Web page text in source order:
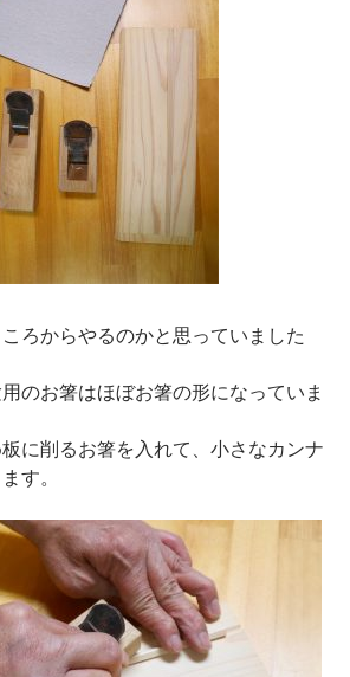
ろからやるのかと思っていました
のお箸はほぼお箸の形になっていま
に削るお箸を入れて、小さなカンナ
す。